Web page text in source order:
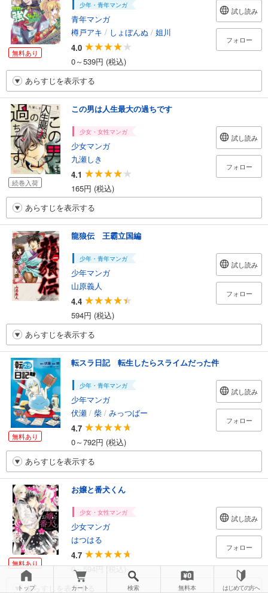
無料あり
少年・青年マンガ
青年マンガ
樽戸アキ / しょぼんぬ / 姐川
4.0
0～539円 (税込)
試し読み
フォロー
あらすじを表示する
続巻入荷
この男は人生最大の過ちです
少女・女性マンガ
少女マンガ
九瀬しき
4.1
165円 (税込)
試し読み
フォロー
あらすじを表示する
龍狼伝 王霸立国編
少年・青年マンガ
少年マンガ
山原義人
4.4
594円 (税込)
試し読み
フォロー
あらすじを表示する
無料あり
転スラ日記 転生したらスライムだった件
少年・青年マンガ
少年マンガ
伏瀬 / 柴 / みっつばー
4.7
0～792円 (税込)
試し読み
フォロー
あらすじを表示する
無料あり
お嬢と番犬くん
少女・女性マンガ
少女マンガ
はつはる
4.7
0～594円 (税込)
試し読み
フォロー
あらすじを表示する
トップ カート 検索 無料本 はじめての方へ